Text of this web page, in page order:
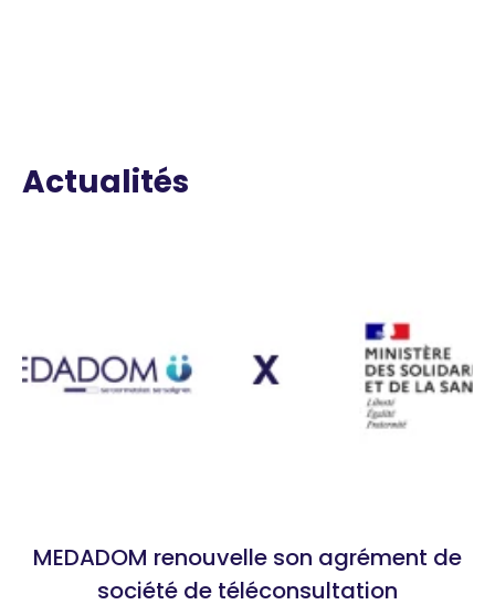
Actualités
MEDADOM renouvelle son agrément de
société de téléconsultation